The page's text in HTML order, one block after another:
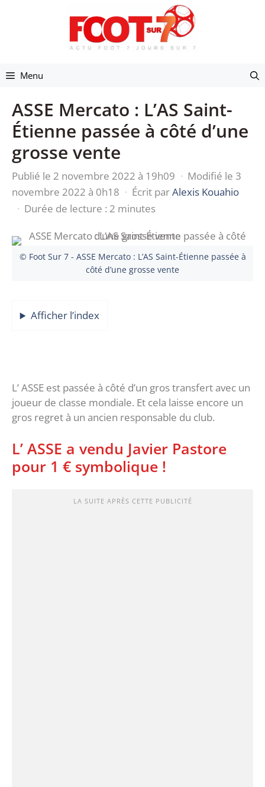
Menu
ASSE Mercato : L’AS Saint-
Étienne passée à côté d’une
grosse vente
Publié le 2 novembre 2022 à 19h09 · Modifié le 3
novembre 2022 à 0h18 · Écrit parAlexis Kouahio
· Durée de lecture : 2 minutes
© Foot Sur 7 - ASSE Mercato : L’AS Saint-Étienne passée à
côté d’une grosse vente
Afficher l’index
L’ ASSE est passée à côté d’un gros transfert avec un
joueur de classe mondiale. Et cela laisse encore un
gros regret à un ancien responsable du club.
L’ ASSE a vendu Javier Pastore
pour 1 € symbolique !
LA SUITE APRÈS CETTE PUBLICITÉ